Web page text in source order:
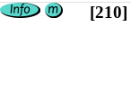
[210]